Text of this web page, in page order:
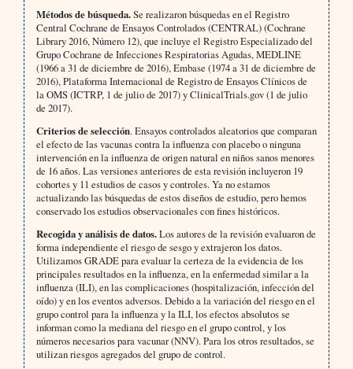
Métodos de búsqueda.Se realizaron búsquedas en el Registro
Central Cochrane de Ensayos Controlados (CENTRAL) (Cochrane
Library 2016, Número 12), que incluye el Registro Especializado del
Grupo Cochrane de Infecciones Respiratorias Agudas, MEDLINE
(1966 a 31 de diciembre de 2016), Embase (1974 a 31 de diciembre de
2016), Plataforma Internacional de Registro de Ensayos Clínicos de
la OMS (ICTRP, 1 de julio de 2017) y ClinicalTrials.gov (1 de julio
de 2017).
Criterios de selección. Ensayos controlados aleatorios que comparan
el efecto de las vacunas contra la influenza con placebo o ninguna
intervención en la influenza de origen natural en niños sanos menores
de 16 años. Las versiones anteriores de esta revisión incluyeron 19
cohortes y 11 estudios de casos y controles. Ya no estamos
actualizando las búsquedas de estos diseños de estudio, pero hemos
conservado los estudios observacionales con fines históricos.
Recogida y análisis de datos.Los autores de la revisión evaluaron de
forma independiente el riesgo de sesgo y extrajeron los datos.
Utilizamos GRADE para evaluar la certeza de la evidencia de los
principales resultados en la influenza, en la enfermedad similar a la
influenza (ILI), en las complicaciones (hospitalización, infección del
oído) y en los eventos adversos. Debido a la variación del riesgo en el
grupo control para la influenza y la ILI, los efectos absolutos se
informan como la mediana del riesgo en el grupo control, y los
números necesarios para vacunar (NNV). Para los otros resultados, se
utilizan riesgos agregados del grupo de control.